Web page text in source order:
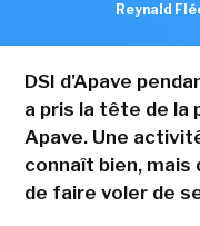
Reynald
DSI d'Apave
a pris la tête de la
Apave. Une
connaît bien, mais
de faire voler de